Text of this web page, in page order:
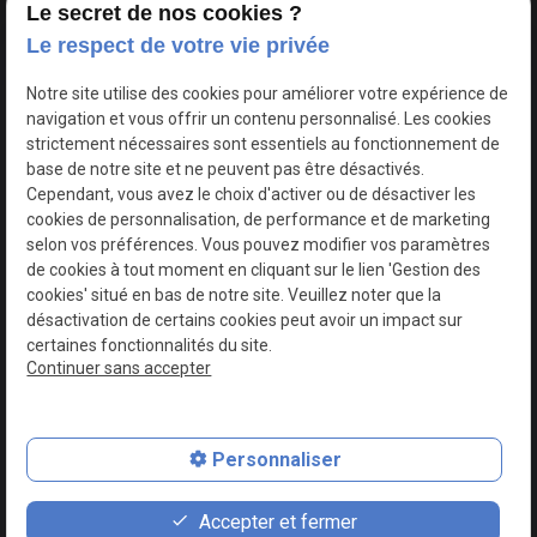
Google Maps Search API est désactivé.
Plan du site
Mentions légales
Politique de confidentialité
Le secret de nos cookies ?
Le respect de votre vie privée
Notre site utilise des cookies pour améliorer votre expérience de
navigation et vous offrir un contenu personnalisé. Les cookies
strictement nécessaires sont essentiels au fonctionnement de
base de notre site et ne peuvent pas être désactivés.
Cependant, vous avez le choix d'activer ou de désactiver les
cookies de personnalisation, de performance et de marketing
selon vos préférences. Vous pouvez modifier vos paramètres
de cookies à tout moment en cliquant sur le lien 'Gestion des
cookies' situé en bas de notre site. Veuillez noter que la
désactivation de certains cookies peut avoir un impact sur
certaines fonctionnalités du site.
Continuer sans accepter
Personnaliser
Accepter et fermer